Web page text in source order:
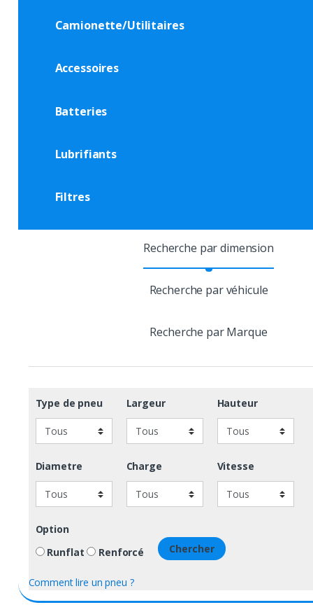
Camionette/Utilitaires
Accessoires
Batteries
Lubrifiants
Filtres
Recherche par dimension
Recherche par véhicule
Recherche par Marque
Type de pneu Largeur Hauteur
Diametre Charge Vitesse
Option
Runflat
Renforcé Chercher
Comment lire un pneu ?